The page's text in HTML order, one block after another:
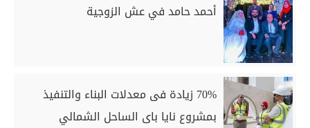
أحمد حامد في عش الزوجية
70% زيادة فى معدلات البناء والتنفيذ
بمشروع نايا باى الساحل الشمالي